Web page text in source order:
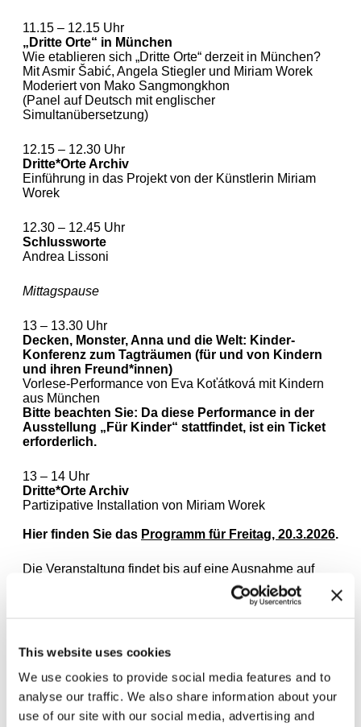
This website uses cookies
We use cookies to provide social media features and to
analyse our traffic. We also share information about your
use of our site with our social media, advertising and
11.15 – 12.15 Uhr
„Dritte Orte“ in München
Wie etablieren sich „Dritte Orte“ derzeit in München?
Mit Asmir Šabić, Angela Stiegler und Miriam Worek
Moderiert von Mako Sangmongkhon
(Panel auf Deutsch mit englischer
Simultanübersetzung)
12.15 – 12.30 Uhr
Dritte*Orte Archiv
Einführung in das Projekt von der Künstlerin Miriam
Worek
12.30 – 12.45 Uhr
Schlussworte
Andrea Lissoni
Mittagspause
13 – 13.30 Uhr
Decken, Monster, Anna und die Welt: Kinder-
Konferenz zum Tagträumen (für und von Kindern
und ihren Freund*innen)
Vorlese-Performance von Eva Koťátková mit Kindern
aus München
Bitte beachten Sie: Da diese Performance in der
Ausstellung „Für Kinder“ stattfindet, ist ein Ticket
erforderlich.
13 – 14 Uhr
Dritte*Orte Archiv
Partizipative Installation von Miriam Worek
Hier finden Sie das Programm für Freitag, 20.3.2026.
Die Veranstaltung findet bis auf eine Ausnahme auf
Englisch statt. Die Teilnahme ist kostenlos. Eine
Andrea Lissoni und Emma Enderby, in
Zusammenarbeit mit Lars Bang Larsen, Kabelo
Malatsie und Kefiloe Siwisa kuratiert.
Wir danken allen Teilnehmenden und allen an der